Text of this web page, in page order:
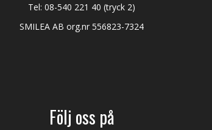
Tel:08-540 221 40 (tryck 2)
SMILEA AB org.nr 556823-7324
Följ oss på